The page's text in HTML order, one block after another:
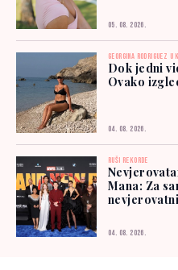
05. 08. 2026.
GEORGINA RODRIGUEZ U
Dok jedni
Ovako
04. 08. 2026.
RUŠI REKORDE
Mana: Za
04. 08. 2026.